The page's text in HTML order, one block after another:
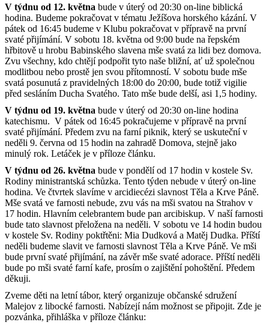
V týdnu od 12. května bude v úterý od 20:30 on-line biblická
hodina. Budeme pokračovat v tématu Ježíšova horského kázání. V
pátek od 16:45 budeme v Klubu pokračovat v přípravě na první
svaté přijímání. V sobotu 18. května od 9:00 bude na řepském
hřbitově u hrobu Babinského slavena mše svatá za lidi bez domova.
Zvu všechny, kdo chtějí podpořit tyto naše bližní, ať už společnou
modlitbou nebo prostě jen svou přítomností. V sobotu bude mše
svatá posunutá z pravidelných 18:00 do 20:00, bude totiž vigilie
před sesláním Ducha Svatého. Tato mše bude delší, asi 1,5 hodiny.
V týdnu od 19. května bude v úterý od 20:30 on-line hodina
katechismu. V pátek od 16:45 pokračujeme v přípravě na první
svaté přijímání. Předem zvu na farní piknik, který se uskuteční v
neděli 9. června od 15 hodin na zahradě Domova, stejně jako
minulý rok. Letáček je v příloze článku.
V týdnu od 26. května bude v pondělí od 17 hodin v kostele Sv.
Rodiny ministrantská schůzka. Tento týden nebude v úterý on-line
hodina. Ve čtvrtek slavíme v arcidiecézi slavnost Těla a Krve Páně.
Mše svatá ve farnosti nebude, zvu vás na mši svatou na Strahov v
17 hodin. Hlavním celebrantem bude pan arcibiskup. V naší farnosti
bude tato slavnost přeložena na neděli. V sobotu ve 14 hodin budou
v kostele Sv. Rodiny poktřtěni: Mia Dudková a Matěj Dudka. Příští
neděli budeme slavit ve farnosti slavnost Těla a Krve Páně. Ve mši
bude první svaté přijímání, na závěr mše svaté adorace. Příští neděli
bude po mši svaté farní kafe, prosím o zajištění pohoštění. Předem
děkuji.
Zveme děti na letní tábor, který organizuje občanské sdružení
Malejov z libocké farnosti. Nabízejí nám možnost se připojit. Zde je
pozvánka, přihláška v příloze článku: